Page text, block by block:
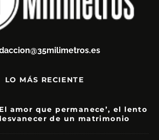
LO MÁS RECIENTE
amor que permanece’, el lento
de un matrimonio